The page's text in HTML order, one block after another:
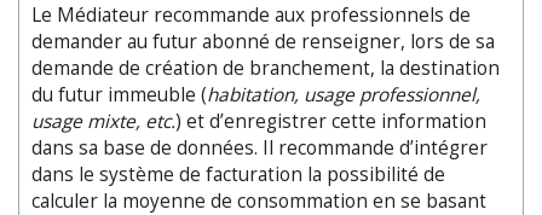
Le Médiateur recommande aux professionnels de
demander au futur abonné de renseigner, lors de sa
demande de création de branchement, la destination
du futur immeuble (habitation, usage professionnel,
usage mixte, etc.) et d’enregistrer cette information
dans sa base de données. Il recommande d’intégrer
dans le système de facturation la possibilité de
calculer la moyenne de consommation en se basant